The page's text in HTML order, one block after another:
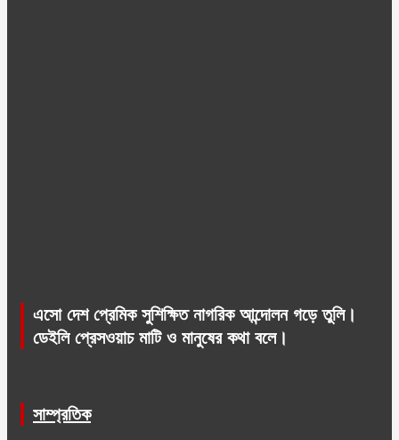
এসো দেশ প্রেমিক সুশিক্ষিত নাগরিক আন্দোলন গড়ে তুলি।
ডেইলি প্রেসওয়াচ মাটি ও মানুষের কথা বলে।
সাম্প্রতিক